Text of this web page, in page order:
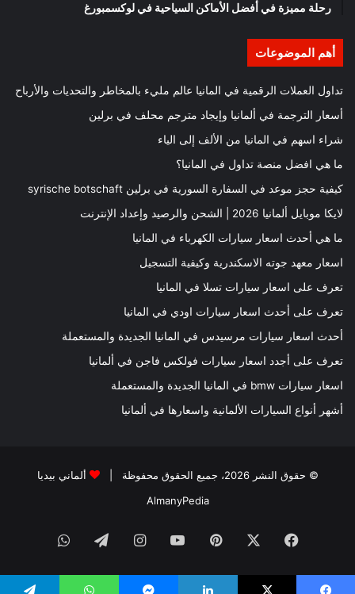
رحلة مميزة في أفضل الأماكن السياحية في لوكسمبورغ
أهم الموضوعات
تداول العملات الرقمية في المانيا عالم مليء بالمخاطر والتحديات والأرباح
أسعار الترجمة في ألمانيا وإيجاد مترجم محلف في برلين
شراء اسهم في المانيا من الألف إلى الياء
ما هي افضل منصة تداول في المانيا؟
كيفية حجز موعد في السفارة السورية في برلين syrische botschaft
لايكا موبايل ألمانيا 2026 | الشحن والرصيد وإعداد الإنترنت
ما هي أحدث اسعار سيارات الكهرباء في المانيا
اسعار معهد جوته الاسكندرية وكيفية التسجيل
تعرف على اسعار سيارات تسلا في المانيا
تعرف على أحدث اسعار سيارات اودي في المانيا
أحدث اسعار سيارات مرسيدس في المانيا الجديدة والمستعملة
تعرف على أجدد اسعار سيارات فولكس فاجن في ألمانيا
اسعار سيارات bmw في المانيا الجديدة والمستعملة
أشهر أنواع السيارات الألمانية واسعارها في ألمانيا
© حقوق النشر 2026، جميع الحقوق محفوظة |
ألماني بيديا
AlmanyPedia
فيسبوك بينتيريست‫YouTubeانستقرامتيلقرامواتساب